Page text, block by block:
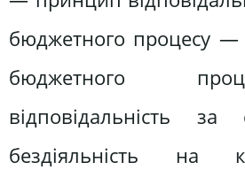
бюджетного процесу —
бюджетного
відповідальність
бездіяльність на